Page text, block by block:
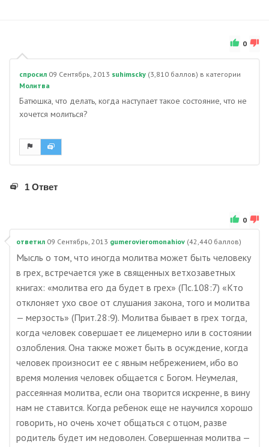
0
спросил 09 Сентябрь, 2013 suhimscky (3,810 баллов) в категории
Молитва
Батюшка, что делать, когда наступает такое состояние, что не
хочется молиться?
1 Ответ
0
ответил 09 Сентябрь, 2013 gumerovieromonahiov (42,440 баллов)
Мысль о том, что иногда молитва может быть человеку
в грех, встречается уже в священных ветхозаветных
книгах: «молитва его да будет в грех» (Пс.108:7) «Кто
отклоняет ухо свое от слушания закона, того и молитва
— мерзость» (Прит.28:9). Молитва бывает в грех тогда,
когда человек совершает ее лицемерно или в состоянии
озлобления. Она также может быть в осуждение, когда
человек произносит ее с явным небрежением, ибо во
время моления человек общается с Богом. Неумелая,
рассеянная молитва, если она творится искренне, в вину
нам не ставится. Когда ребенок еще не научился хорошо
говорить, но очень хочет общаться с отцом, разве
родитель будет им недоволен. Совершенная молитва —